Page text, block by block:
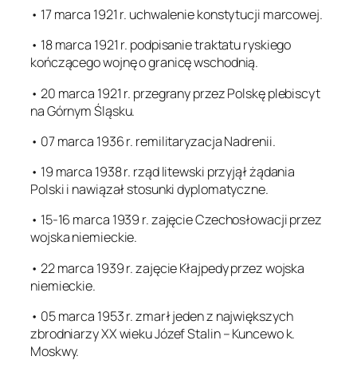
• 17 marca 1921 r. uchwalenie konstytucji marcowej.
• 18 marca 1921 r. podpisanie traktatu ryskiego
kończącego wojnę o granicę wschodnią.
• 20 marca 1921 r. przegrany przez Polskę plebiscyt
na Górnym Śląsku.
• 07 marca 1936 r. remilitaryzacja Nadrenii.
• 19 marca 1938 r. rząd litewski przyjął żądania
Polski i nawiązał stosunki dyplomatyczne.
• 15-16 marca 1939 r. zajęcie Czechosłowacji przez
wojska niemieckie.
• 22 marca 1939 r. zajęcie Kłajpedy przez wojska
niemieckie.
• 05 marca 1953 r. zmarł jeden z największych
zbrodniarzy XX wieku Józef Stalin – Kuncewo k.
Moskwy.